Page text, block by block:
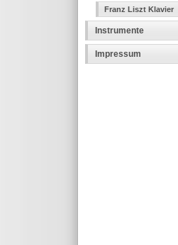
Franz Liszt Klavier
Instrumente
Impressum